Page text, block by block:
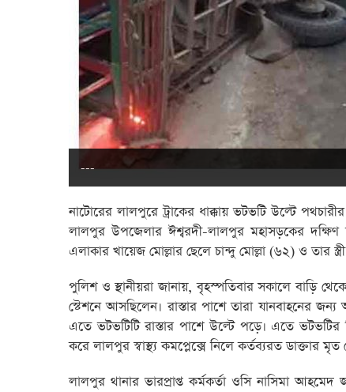
---
নাটোরের লালপুরে ট্রাকের ধাক্কায় ভটভটি উল্টে
লালপুর উপজেলার ঈশ্বরদী-লালপুর মহাসড়কের
এলাকার খায়েজ মোল্লার ছেলে চান্দু মোল্লা (৬২) ও তার
পুলিশ ও স্থানীয়রা জানায়, বৃহস্পতিবার সকালে বাড়ি
স্টেশনে আসছিলেন। রাস্তার পাশে তারা যানবাহনের
এতে ভটভটিটি রাস্তার পাশে উল্টে পড়ে। এতে ভটভটির
করে লালপুর স্বাস্থ্য কমপ্লেক্সে নিলে কর্তব্যরত ডাক্তার
লালপুর থানার ভারপ্রাপ্ত কর্মকর্তা ওসি নাসিমা